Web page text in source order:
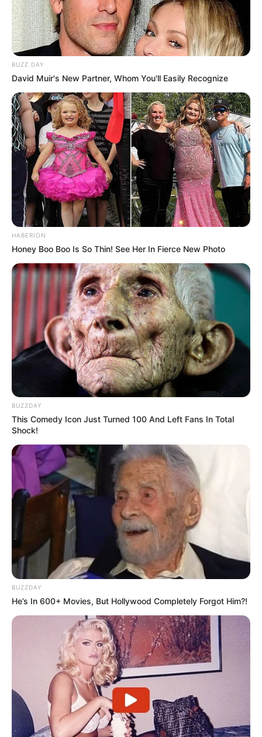
BUZZ DAY
David Muir's New Partner, Whom You'll Easily Recognize
HABERION
Honey Boo Boo Is So Thin! See Her In Fierce New Photo
BUZZDAY
This Comedy Icon Just Turned 100 And Left Fans In Total
Shock!
BUZZDAY
He’s In 600+ Movies, But Hollywood Completely Forgot Him?!